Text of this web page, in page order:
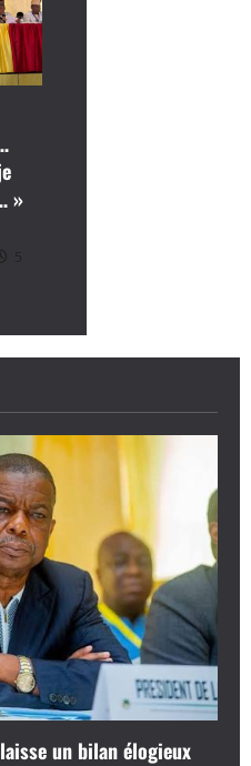
»
5
un bilan élogieux